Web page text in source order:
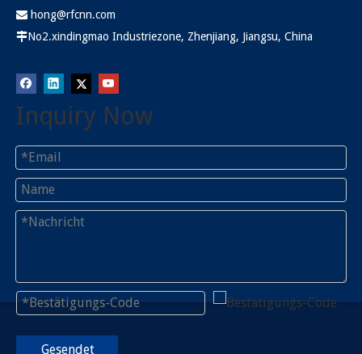
 hong@rfcnn.com
No2.xindingmao Industriezone, Zhenjiang, Jiangsu, China
Inquiry Now
Gesendet